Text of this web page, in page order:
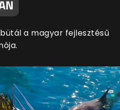
a magyar fejlesztésű